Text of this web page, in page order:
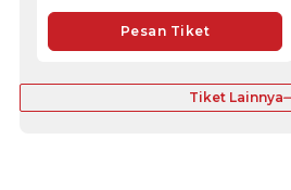
Pesan Tiket
Tiket Lainnya